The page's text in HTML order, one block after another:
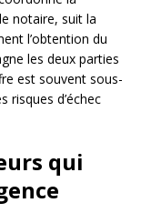
notaire, suit la
l’obtention du
les deux parties
est souvent sous-
risques d’échec
qui